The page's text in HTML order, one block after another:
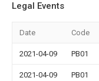
Legal Events
Date Code
2021-04-09 PB01
2021-04-09 PB01